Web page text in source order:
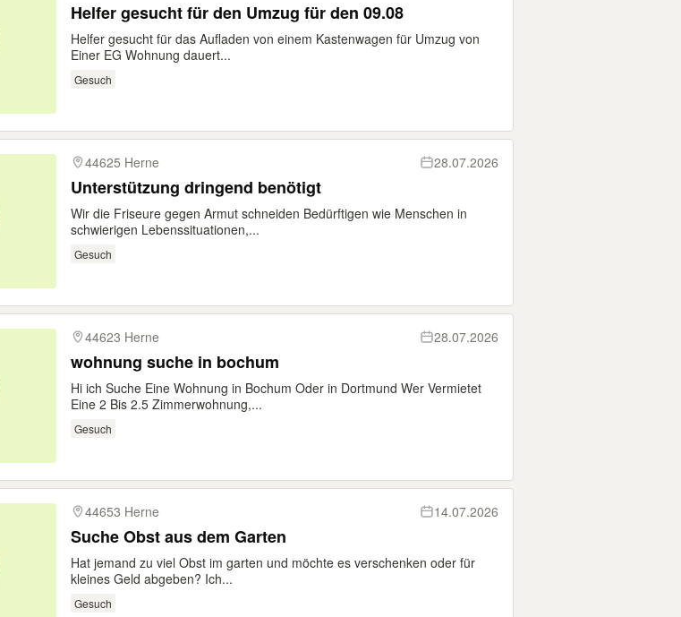
Helfer gesucht für den Umzug für den 09.08
Helfer gesucht für das Aufladen von einem Kastenwagen für Umzug von
Einer EG Wohnung dauert...
Gesuch
44625 Herne 28.07.2026
Unterstützung dringend benötigt
Wir die Friseure gegen Armut schneiden Bedürftigen wie Menschen in
schwierigen Lebenssituationen,...
Gesuch
44623 Herne 28.07.2026
wohnung suche in bochum
Hi ich Suche Eine Wohnung in Bochum Oder in Dortmund Wer Vermietet
Eine 2 Bis 2.5 Zimmerwohnung,...
Gesuch
44653 Herne 14.07.2026
Suche Obst aus dem Garten
Hat jemand zu viel Obst im garten und möchte es verschenken oder für
kleines Geld abgeben? Ich...
Gesuch